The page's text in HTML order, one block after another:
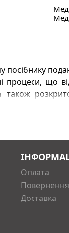
процеси, що
також
адресовано
Оплата
Повернення
Доставка